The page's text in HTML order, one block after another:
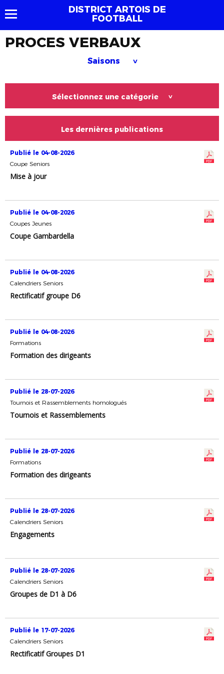
DISTRICT ARTOIS DE
FOOTBALL
PROCES VERBAUX
Saisons >
Sélectionnez une catégorie >
Les dernières publications
Publié le 04-08-2026
Coupe Seniors
Mise à jour
Publié le 04-08-2026
Coupes Jeunes
Coupe Gambardella
Publié le 04-08-2026
Calendriers Seniors
Rectificatif groupe D6
Publié le 04-08-2026
Formations
Formation des dirigeants
Publié le 28-07-2026
Tournois et Rassemblements homologués
Tournois et Rassemblements
Publié le 28-07-2026
Formations
Formation des dirigeants
Publié le 28-07-2026
Calendriers Seniors
Engagements
Publié le 28-07-2026
Calendriers Seniors
Groupes de D1 à D6
Publié le 17-07-2026
Calendriers Seniors
Rectificatif Groupes D1